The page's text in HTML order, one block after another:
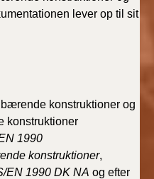
lever op til sit
konstruktioner og
konstruktioner
1990
konstruktioner,
EN 1990 DK NA og efter